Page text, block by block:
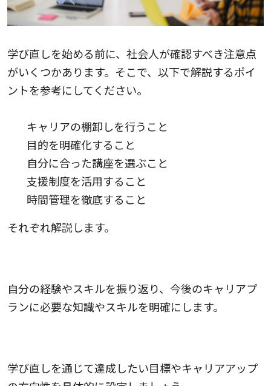
学び直しを始める前に、社会人が確認すべき注意点
がいくつかあります。そこで、以下で解説するポイ
ントを参考にしてください。
キャリアの棚卸しを行うこと
目的を明確化すること
自分に合った講座を選ぶこと
支援制度を活用すること
時間管理を徹底すること
それぞれ解説します。
自分の経験やスキルを振り返り、今後のキャリアプ
ランに必要な知識やスキルを明確にします。
学び直しを通じて達成したい目標やキャリアアップ